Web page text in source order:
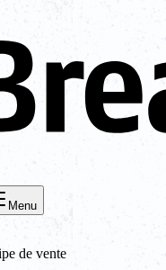
Menu
de vente